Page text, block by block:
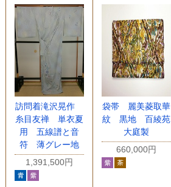
訪問着滝沢晃作
糸目友禅 単衣夏
用 五線譜と音
符 薄グレー地
1,391,500円
袋帯 麗美菱取華
紋 黒地 百綾苑
大庭製
660,000円